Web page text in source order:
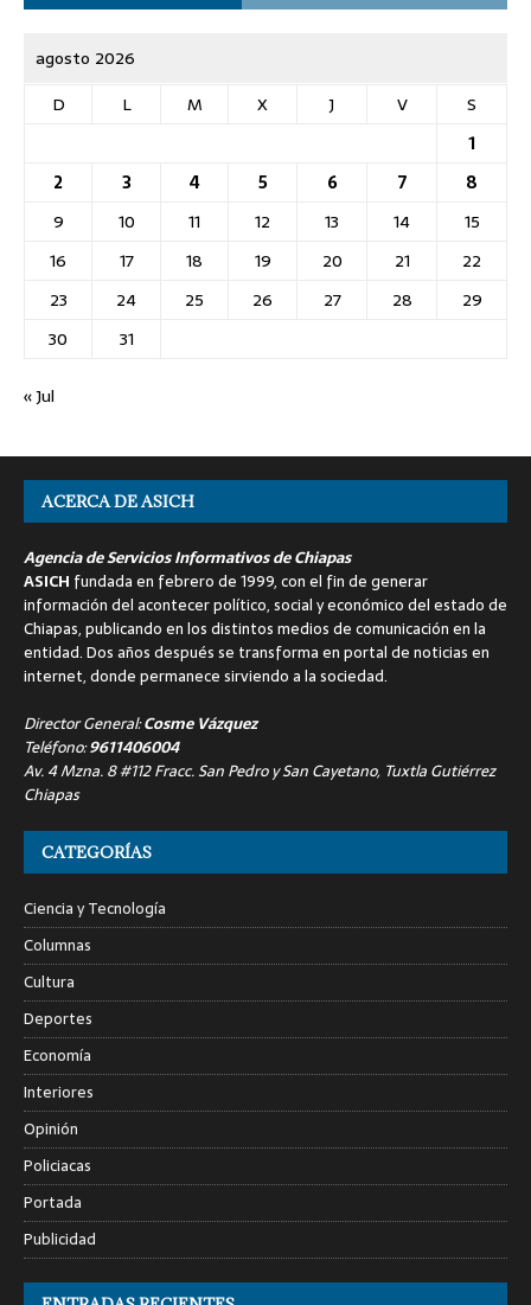
agosto 2026
D
L M X J V
S
1
2
3 4 5 6 7
8
9
10 11 12 13 14
15
16
17 18 19 20 21
22
23
24 25 26 27 28
29
30
31
« Jul
ACERCA DE ASICH
Agencia de Servicios Informativos de Chiapas
ASICH fundada en febrero de 1999, con el fin de generar
información del acontecer político, social y económico del estado de
Chiapas, publicando en los distintos medios de comunicación en la
entidad. Dos años después se transforma en portal de noticias en
internet, donde permanece sirviendo a la sociedad.
Director General:Cosme Vázquez
Teléfono:9611406004
Av. 4 Mzna. 8 #112 Fracc. San Pedro y San Cayetano, Tuxtla Gutiérrez
Chiapas
CATEGORÍAS
Ciencia y Tecnología
Columnas
Cultura
Deportes
Economía
Interiores
Opinión
Policiacas
Portada
Publicidad